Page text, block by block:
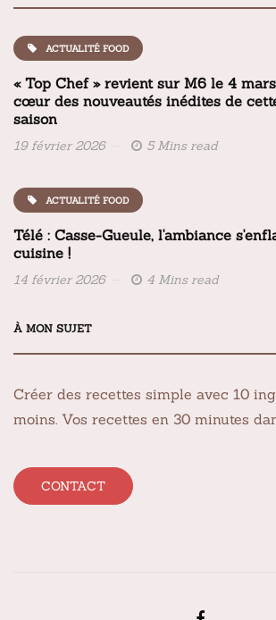
ACTUALITÉ FOOD
« Top Chef » revient sur M6 le 4
cœur des nouveautés inédites de
saison
19 février 2026 5 Mins read
ACTUALITÉ FOOD
Télé : Casse-Gueule, l'ambiance
cuisine !
14 février 2026 4 Mins read
À MON SUJET
Créer des recettes simple avec 10
moins. Vos recettes en 30 minutes
CONTACT